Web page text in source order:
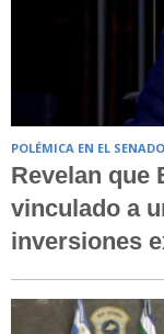
POLÉMICA EN EL SENADO
Revelan que
vinculado a
inversiones